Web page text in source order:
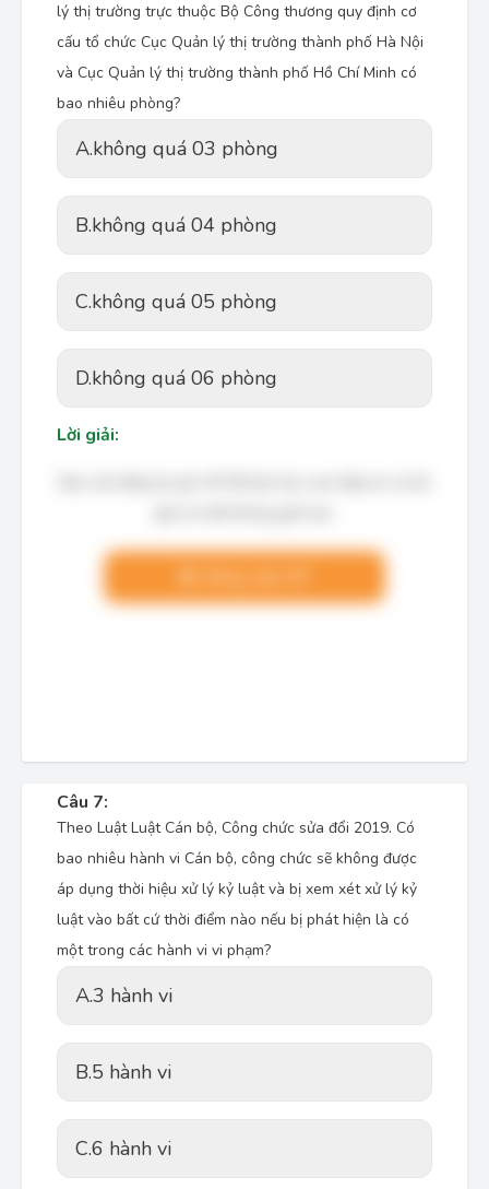
lý thị trường trực thuộc Bộ Công thương quy định cơ
cấu tổ chức Cục Quản lý thị trường thành phố Hà Nội
và Cục Quản lý thị trường thành phố Hồ Chí Minh có
bao nhiêu phòng?
A.không quá 03 phòng
B.không quá 04 phòng
C.không quá 05 phòng
D.không quá 06 phòng
Lời giải:
Câu 7:
Theo Luật Luật Cán bộ, Công chức sửa đổi 2019. Có
bao nhiêu hành vi Cán bộ, công chức sẽ không được
áp dụng thời hiệu xử lý kỷ luật và bị xem xét xử lý kỷ
luật vào bất cứ thời điểm nào nếu bị phát hiện là có
một trong các hành vi vi phạm?
A.3 hành vi
B.5 hành vi
C.6 hành vi